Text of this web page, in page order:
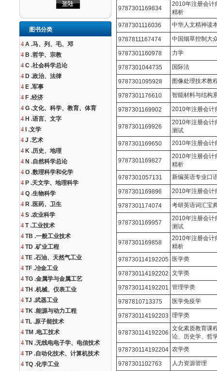
图书分类
4 A .马、列、毛、邓
4 B .哲学、宗教
4 C .社会科学总论
4 D .政治、法律
4 E .军事
4 F .经济
4 G .文化、科学、教育、体育
4 H .语言、文字
4
I .文学
4 J .艺术
4 K .历史、地理
4 N .自然科学总论
4 O .数理科学和化学
4 P .天文学、地理科学
4 Q .生物科学
4 R .医药、卫生
4 S .农业科学
4 T .工业技术
4 TB .一般工业技术
4 TD .矿业工程
4 TE .石油、天然气工业
4 TF .冶金工业
4 TG .金属学与金属工艺
4 TH .机械、仪表工业
4 TJ .武器工业
4 TK .能源与动力工程
4 TL .原子能技术
4 TM .电工技术
4 TN .无线电电子学、电信技术
4 TP .自动化技术、计算机技术
4 TQ .化学工业
9787301169834
2010年注册会计
精析
9787301116036
中华人文精神读
9787811167474 中国烟草控制大
9787301160978 力学
9787301044735 国际法
9787301095928 图像处理技术教
9787301176610 智能材料与结构
9787301169902 2010年注册会计
9787301169926
2010年注册会计
测试
9787301169650
2010年注册会计
9787301169827
2010年注册会计
精析
9787301057131
新编英语专业口
9787301169896 2010年注册会计
9787301174074 考研英语词汇宝
9787301169957
2010年注册会计
测试
9787301169858
2010年注册会计
精析
978730114192205
医学类
978730114192202 文学类
978730114192201 管理学类
9787810713375 医学免疫学
978730114192203 理学类
978730114192206
文化素质教育课
论、历史学、哲
978730114192204 农学类
9787301102763 人力资源管理